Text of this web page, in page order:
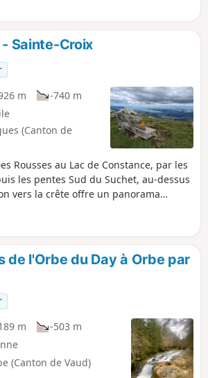
Grotte de Montcherand.
par la rive droite, non
Vous pourrez
agréables aux
de Chaudron et de
Sainte-Croix
m
-740 m
(Canton de
Rousses au Lac de Constance, par les
les pentes Sud du Suchet, au-dessus
vers la crête offre un panorama
les paisibles pâturages jurassiens,
Col de l’Aiguillon, tout proche de la
par des obstacles antichars et
se poursuit sur la Crête des
bordée de falaises de 80 mètres, avec
sur le Mont Blanc, le Léman, la Dôle et
mène à Sainte-Croix, réputée pour
et automates.
de l'Orbe du Day à Orbe par
m
-503 m
(Canton de Vaud)